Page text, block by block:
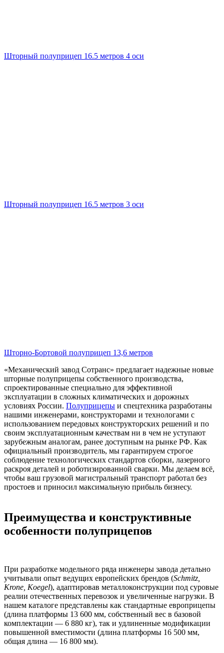
Шторный полуприцеп 16.5 метров 4 оси
Шторный полуприцеп 16.5 метров 3 оси
Шторно-Бортовой полуприцеп 13,6 метров
«Механический завод Сотранс» предлагает надежные новые
шторные полуприцепы собственного производства,
спроектированные специально для эффективной
эксплуатации в сложных климатических и дорожных
условиях России. Полуприцепы и спецтехника разработаны
нашими инженерами, конструкторами и технологами с
использованием передовых конструкторских решений и по
своим эксплуатационным качествам ни в чем не уступают
зарубежным аналогам, ранее доступным на рынке РФ. Как
официальный производитель, мы гарантируем строгое
соблюдение технологических стандартов сборки, лазерного
раскроя деталей и роботизированной сварки. Мы делаем всё,
чтобы ваш грузовой магистральный транспорт работал без
простоев и приносил максимальную прибыль бизнесу.
Преимущества и конструктивные
особенности полуприцепов
При разработке модельного ряда инженеры завода детально
учитывали опыт ведущих европейских брендов (Schmitz,
Krone, Koegel), адаптировав металлоконструкции под суровые
реалии отечественных перевозок и увеличенные нагрузки. В
нашем каталоге представлены как стандартные европрицепы
(длина платформы 13 600 мм, собственный вес в базовой
комплектации — 6 880 кг), так и удлиненные модификации
повышенной вместимости (длина платформы 16 500 мм,
общая длина — 16 800 мм).